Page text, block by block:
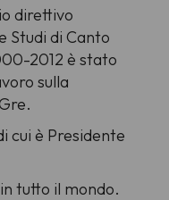
direttivo
Studi di Canto
2012 è stato
sulla
cui è Presidente
tutto il mondo.